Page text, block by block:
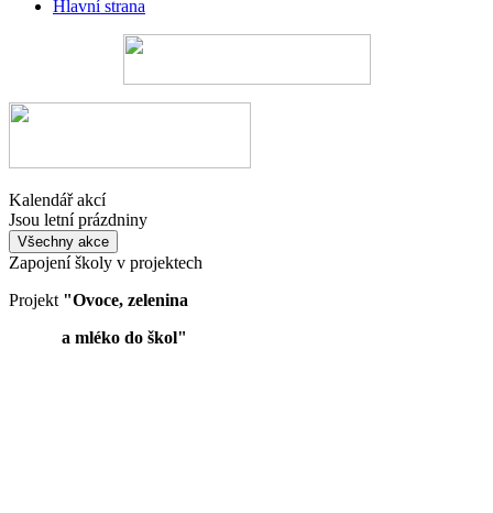
Hlavní strana
Kalendář akcí
Jsou letní prázdniny
Všechny akce
Zapojení školy v projektech
Projekt "Ovoce, zelenina
a mléko do škol"